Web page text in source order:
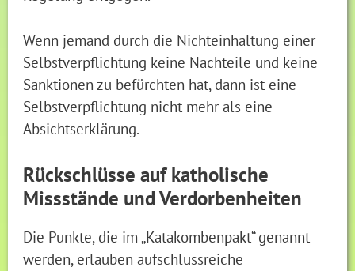
Wenn jemand durch die Nichteinhaltung einer
Selbstverpflichtung keine Nachteile und keine
Sanktionen zu befürchten hat, dann ist eine
Selbstverpflichtung nicht mehr als eine
Absichtserklärung.
Rückschlüsse auf katholische
Missstände und Verdorbenheiten
Die Punkte, die im „Katakombenpakt“ genannt
werden, erlauben aufschlussreiche